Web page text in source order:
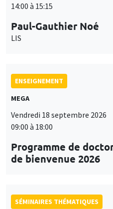
14:00 à 15:15
Paul-Gauthier Noé
LIS
ENSEIGNEMENT
MEGA
Vendredi 18 septembre 2026
09:00 à 18:00
Programme de
de bienvenue 2026
SÉMINAIRES THÉMATIQUES